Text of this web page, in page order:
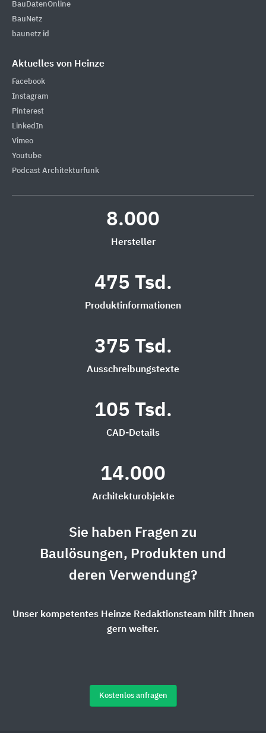
BauDatenOnline
BauNetz
baunetz id
Aktuelles von Heinze
Facebook
Instagram
Pinterest
LinkedIn
Vimeo
Youtube
Podcast Architekturfunk
8.000
Hersteller
475 Tsd.
Produktinformationen
375 Tsd.
Ausschreibungstexte
105 Tsd.
CAD-Details
14.000
Architekturobjekte
Sie haben Fragen zu
Baulösungen, Produkten und
deren Verwendung?
Unser kompetentes Heinze Redaktionsteam hilft Ihnen
gern weiter.
Kostenlos anfragen